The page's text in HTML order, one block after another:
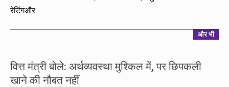
रेटिंगऔर
और भी
वित्त मंत्री बोले: अर्थव्यवस्था मुश्किल में, पर छिपकली
खाने की नौबत नहीं